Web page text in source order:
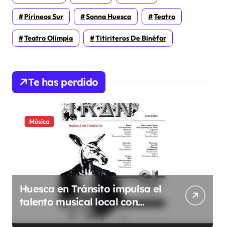
Pirineos Sur Sonna Huesca Teatro
Teatro Olimpia Titiriteros De Binéfar
Te has perdido
Música
Huesca en Tránsito impulsa el
talento musical local con
conciertos durante todo 2026